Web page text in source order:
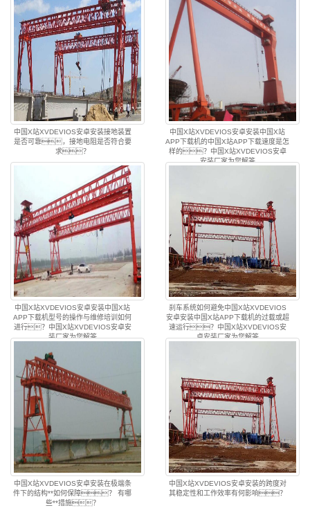
中国X站XVDEVIOS安卓安装接地装置
是否可靠，接地电阻是否符合要
求？
中国X站XVDEVIOS安卓安装中国X站
APP下载机的中国X站APP下载速度是怎
样的？中国X站XVDEVIOS安卓
安装厂家为您解答
中国X站XVDEVIOS安卓安装中国X站
APP下载机型号的操作与维修培训如何
进行？中国X站XVDEVIOS安卓安
装厂家为您解答
刹车系统如何避免中国X站XVDEVIOS
安卓安装中国X站APP下载机的过载或超
速运行？中国X站XVDEVIOS安
卓安装厂家为您解答
中国X站XVDEVIOS安卓安装在极端条
件下的结构**如何保障？ 有哪
些**措施？
中国X站XVDEVIOS安卓安装的跨度对
其稳定性和工作效率有何影响？